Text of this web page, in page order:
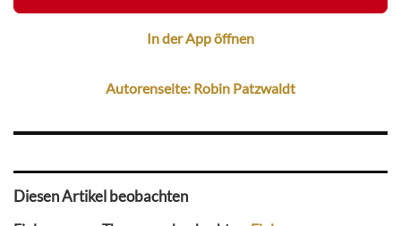
In der App öffnen
Autorenseite: Robin Patzwaldt
Diesen Artikel beobachten